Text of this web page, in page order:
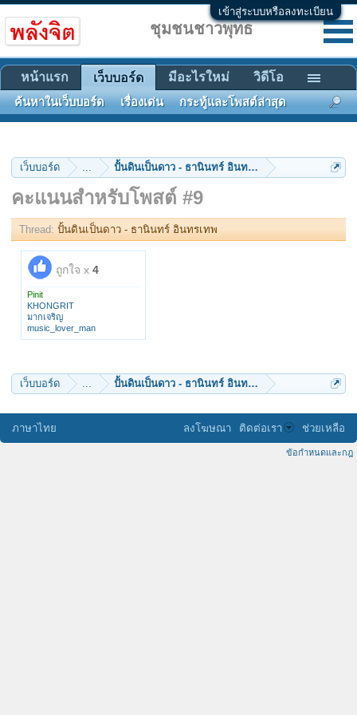
เข้าสู่ระบบหรือลงทะเบียน
เว็บบอร์ด ... ปั้นดินเป็นดาว - ธานินทร์ อินทรเทพ
คะแนนสำหรับโพสต์ #9
Thread: ปั้นดินเป็นดาว - ธานินทร์ อินทรเทพ
ถูกใจ x 4
Pinit
KHONGRIT
มากเจริญ
music_lover_man
เว็บบอร์ด ... ปั้นดินเป็นดาว - ธานินทร์ อินทรเทพ
ชุมชนชาวพุทธ
หน้าแรก เว็บบอร์ด
ค้นหาในเว็บบอร์ด เรื่องเด่น กระทู้และโพสต์ล่าสุด
มีอะไรใหม่ วิดีโอ
ภาษาไทย ลงโฆษณา ติดต่อเรา ช่วยเหลือ
ข้อกำหนดและกฎ